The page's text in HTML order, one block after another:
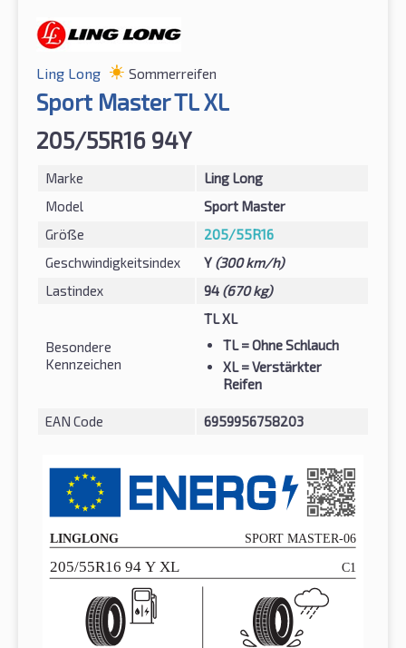
Ling Long Sommerreifen
Sport Master TL XL
205/55R16 94Y
Marke
Ling Long
Model
Sport Master
Größe
205/55R16
Geschwindigkeitsindex
Y (300 km/h)
Lastindex
94 (670 kg)
Besondere
Kennzeichen
TL XL
TL= Ohne Schlauch
XL= Verstärkter
Reifen
EAN Code 6959956758203